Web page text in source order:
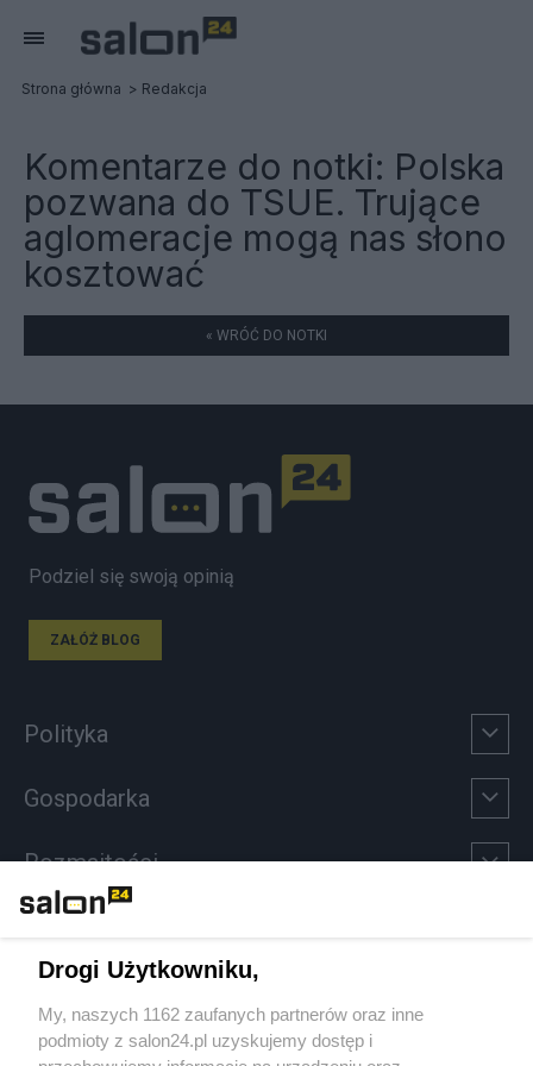
Strona główna Redakcja
Komentarze do notki: Polska
pozwana do TSUE. Trujące
aglomeracje mogą nas słono
kosztować
« WRÓĆ DO NOTKI
Podziel się swoją opinią
ZAŁÓŻ BLOG
Polityka
Gospodarka
Rozmaitości
Sport
Społeczeństwo
Drogi Użytkowniku,
My, naszych 1162 zaufanych partnerów oraz inne
podmioty z salon24.pl uzyskujemy dostęp i